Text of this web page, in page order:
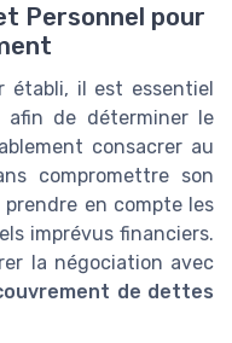
Personnel pour
établi, il est essentiel
afin de déterminer le
consacrer au
compromettre son
en compte les
imprévus financiers.
la négociation avec
de dettes